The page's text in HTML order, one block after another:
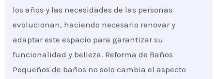
los años y las necesidades de las personas
evolucionan, haciendo necesario renovar y
adaptar este espacio para garantizar su
funcionalidad y belleza. Reforma de Baños
Pequeños de baños no solo cambia el aspecto